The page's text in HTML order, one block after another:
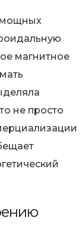
мощных
магнитное
не просто